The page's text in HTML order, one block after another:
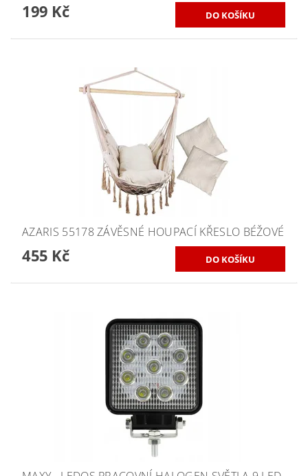
199 Kč
AZARIS 55178 ZÁVĚSNÉ HOUPACÍ KŘESLO BÉŽOVÉ
455 Kč